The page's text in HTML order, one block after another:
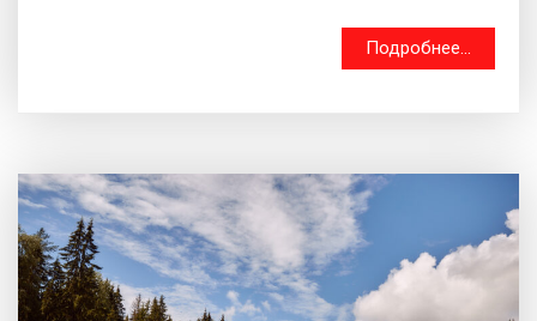
Подробнее...